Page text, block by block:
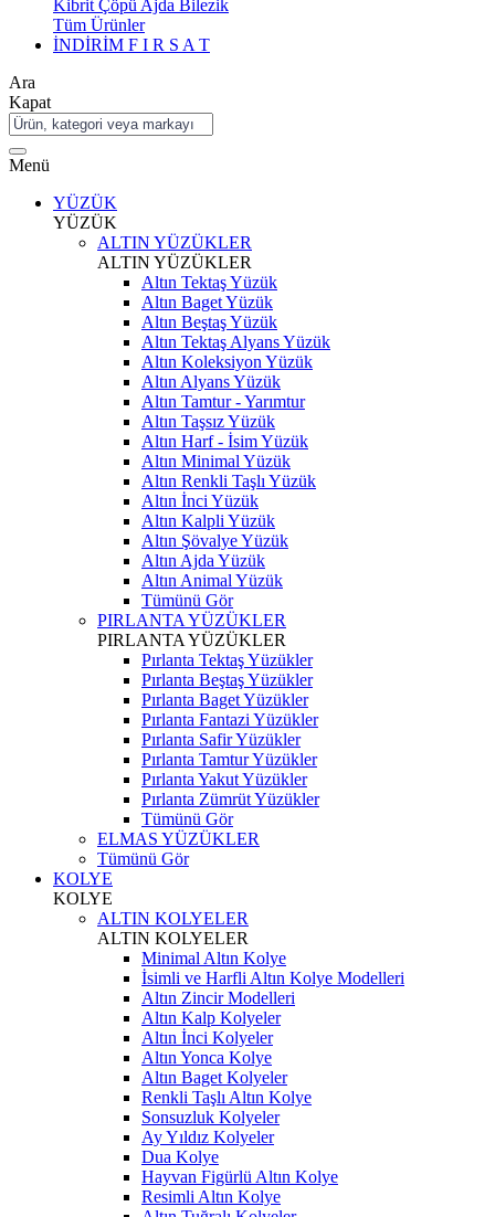
Kibrit Çöpü Ajda Bilezik
Tüm Ürünler
İNDİRİM F I R S A T
Ara
Kapat
Menü
YÜZÜK
YÜZÜK
ALTIN YÜZÜKLER
ALTIN YÜZÜKLER
Altın Tektaş Yüzük
Altın Baget Yüzük
Altın Beştaş Yüzük
Altın Tektaş Alyans Yüzük
Altın Koleksiyon Yüzük
Altın Alyans Yüzük
Altın Tamtur - Yarımtur
Altın Taşsız Yüzük
Altın Harf - İsim Yüzük
Altın Minimal Yüzük
Altın Renkli Taşlı Yüzük
Altın İnci Yüzük
Altın Kalpli Yüzük
Altın Şövalye Yüzük
Altın Ajda Yüzük
Altın Animal Yüzük
Tümünü Gör
PIRLANTA YÜZÜKLER
PIRLANTA YÜZÜKLER
Pırlanta Tektaş Yüzükler
Pırlanta Beştaş Yüzükler
Pırlanta Baget Yüzükler
Pırlanta Fantazi Yüzükler
Pırlanta Safir Yüzükler
Pırlanta Tamtur Yüzükler
Pırlanta Yakut Yüzükler
Pırlanta Zümrüt Yüzükler
Tümünü Gör
ELMAS YÜZÜKLER
Tümünü Gör
KOLYE
KOLYE
ALTIN KOLYELER
ALTIN KOLYELER
Minimal Altın Kolye
İsimli ve Harfli Altın Kolye Modelleri
Altın Zincir Modelleri
Altın Kalp Kolyeler
Altın İnci Kolyeler
Altın Yonca Kolye
Altın Baget Kolyeler
Renkli Taşlı Altın Kolye
Sonsuzluk Kolyeler
Ay Yıldız Kolyeler
Dua Kolye
Hayvan Figürlü Altın Kolye
Resimli Altın Kolye